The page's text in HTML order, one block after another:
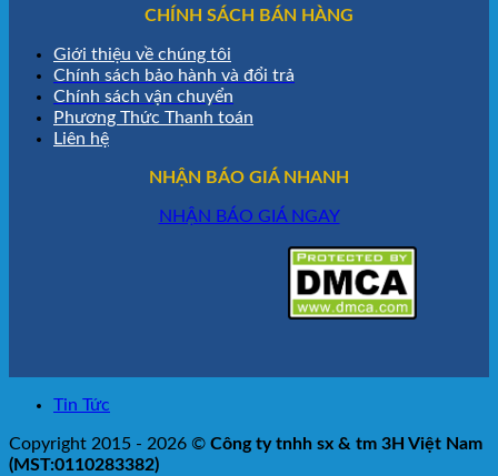
CHÍNH SÁCH BÁN HÀNG
Giới thiệu về chúng tôi
Chính sách bảo hành và đổi trả
Chính sách vận chuyển
Phương Thức Thanh toán
Liên hệ
NHẬN BÁO GIÁ NHANH
NHẬN BÁO GIÁ NGAY
Tin Tức
Copyright 2015 - 2026 © Công ty tnhh sx & tm 3H Việt Nam
(MST:0110283382)